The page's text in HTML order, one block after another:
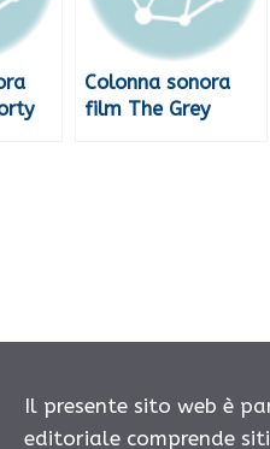
Colonna sonora
film The Grey
Il presente sito web è
editoriale comprende